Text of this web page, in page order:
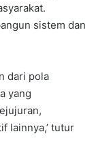
sistem dan
dari pola
yang
lainnya,’ tutur